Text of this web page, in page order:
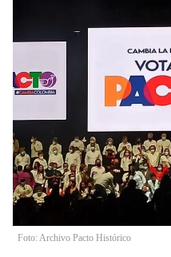
Foto: Archivo Pacto Histórico